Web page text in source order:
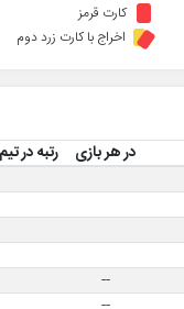
کارت قرمز
اخراج با کارت زرد دوم
در هر بازی
رتبه در تیم
--